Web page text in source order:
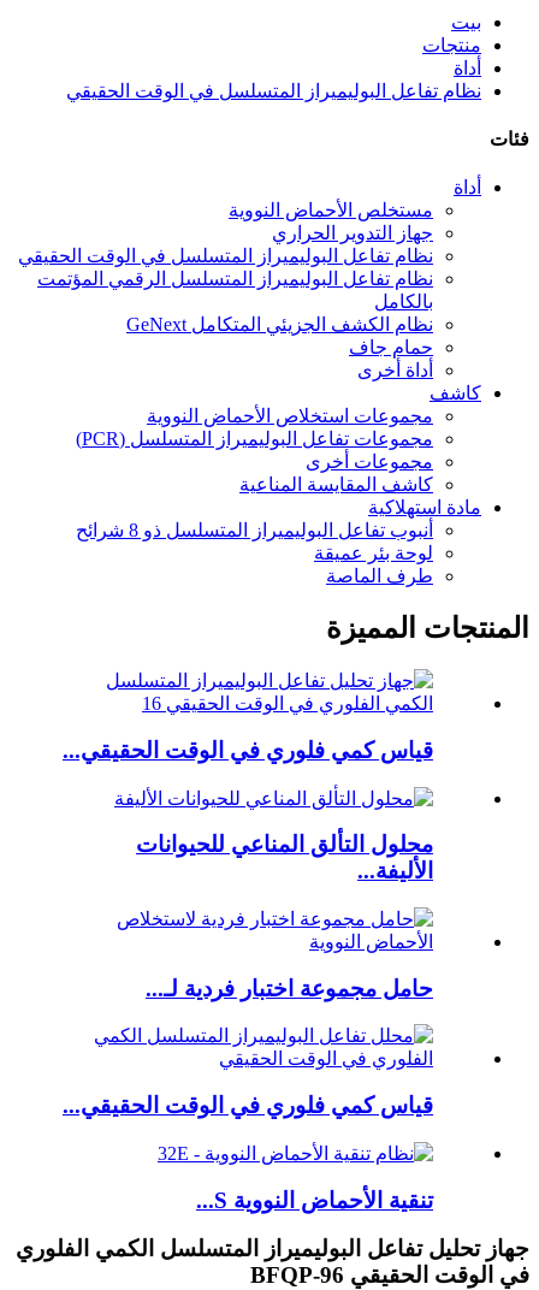
بيت
منتجات
أداة
نظام تفاعل البوليميراز المتسلسل في الوقت الحقيقي
فئات
أداة
مستخلص الأحماض النووية
جهاز التدوير الحراري
نظام تفاعل البوليميراز المتسلسل في الوقت الحقيقي
نظام تفاعل البوليميراز المتسلسل الرقمي المؤتمت
بالكامل
نظام الكشف الجزيئي المتكامل GeNext
حمام جاف
أداة أخرى
كاشف
مجموعات استخلاص الأحماض النووية
مجموعات تفاعل البوليميراز المتسلسل (PCR)
مجموعات أخرى
كاشف المقايسة المناعية
مادة استهلاكية
أنبوب تفاعل البوليميراز المتسلسل ذو 8 شرائح
لوحة بئر عميقة
طرف الماصة
المنتجات المميزة
قياس كمي فلوري في الوقت الحقيقي...
محلول التألق المناعي للحيوانات
الأليفة...
حامل مجموعة اختبار فردية لـ...
قياس كمي فلوري في الوقت الحقيقي...
تنقية الأحماض النووية S...
جهاز تحليل تفاعل البوليميراز المتسلسل الكمي الفلوري
في الوقت الحقيقي BFQP-96